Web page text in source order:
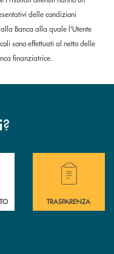
delle condizioni
Banca alla quale l'Utente
sono effettuati al netto delle
finanziatrice.
?
assistenza immediata o vuoi
Hai bisogno di
TRASPARENZA